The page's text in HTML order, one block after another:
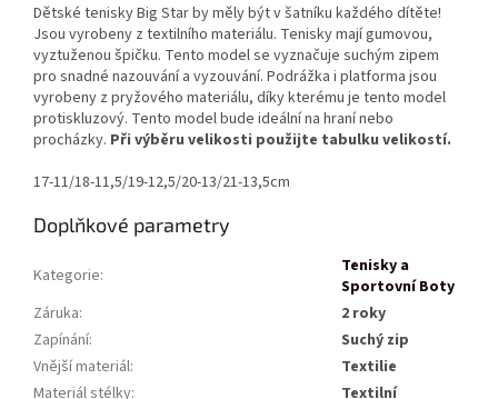
Dětské tenisky Big Star by měly být v šatníku každého dítěte!
Jsou vyrobeny z textilního materiálu. Tenisky mají gumovou,
vyztuženou špičku. Tento model se vyznačuje suchým zipem
pro snadné nazouvání a vyzouvání. Podrážka i platforma jsou
vyrobeny z pryžového materiálu, díky kterému je tento model
protiskluzový. Tento model bude ideální na hraní nebo
procházky. Při výběru velikosti použijte tabulku velikostí.
17-11/18-11,5/19-12,5/20-13/21-13,5cm
Doplňkové parametry
Kategorie:
Tenisky a
Sportovní Boty
Záruka:
2 roky
Zapínání:
Suchý zip
Vnější materiál:
Textilie
Materiál stélky:
Textilní